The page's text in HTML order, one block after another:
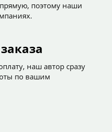
поэтому наши
наш автор сразу
по вашим